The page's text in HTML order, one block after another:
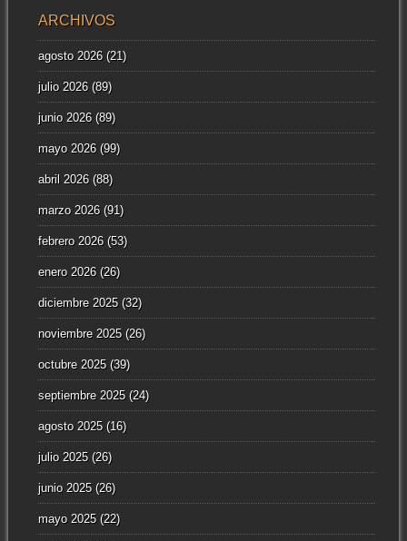
ARCHIVOS
agosto 2026(21)
julio 2026(89)
junio 2026(89)
mayo 2026(99)
abril 2026(88)
marzo 2026(91)
febrero 2026(53)
enero 2026(26)
diciembre 2025(32)
noviembre 2025(26)
octubre 2025(39)
septiembre 2025(24)
agosto 2025(16)
julio 2025(26)
junio 2025(26)
mayo 2025(22)